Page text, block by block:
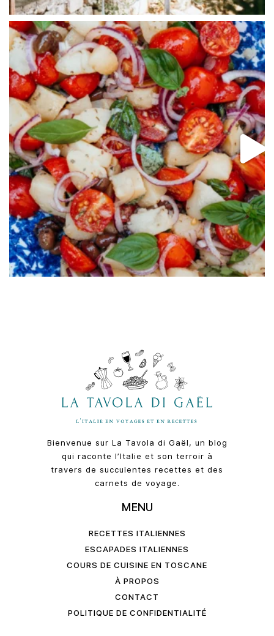
Bienvenue sur La Tavola di Gaël, un blog
qui raconte l’Italie et son terroir à
travers de succulentes recettes et des
carnets de voyage.
MENU
RECETTES ITALIENNES
ESCAPADES ITALIENNES
COURS DE CUISINE EN TOSCANE
À PROPOS
CONTACT
POLITIQUE DE CONFIDENTIALITÉ